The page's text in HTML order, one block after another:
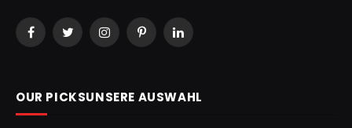
FacebookTwitterInstagramPinterestLinkedIn
OUR PICKSUNSERE AUSWAHL